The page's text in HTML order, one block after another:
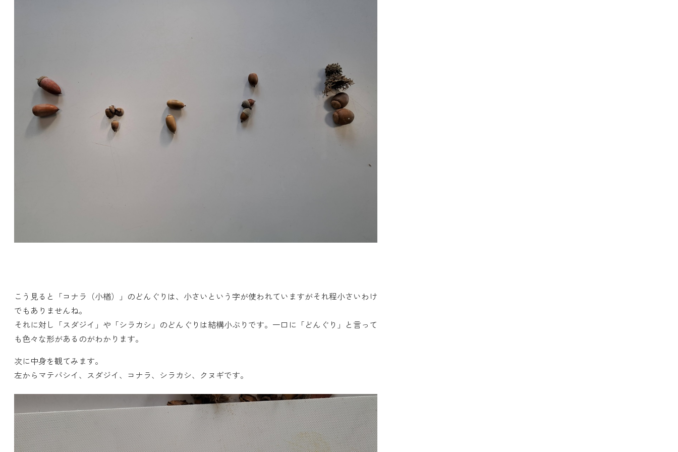
こう見ると「コナラ（小楢）」のどんぐりは、小さいという字が使われていますがそれ程小さいわけ
でもありませんね。
それに対し「スダジイ」や「シラカシ」のどんぐりは結構小ぶりです。一口に「どんぐり」と言って
も色々な形があるのがわかります。
次に中身を観てみます。
左からマテバシイ、スダジイ、コナラ、シラカシ、クヌギです。